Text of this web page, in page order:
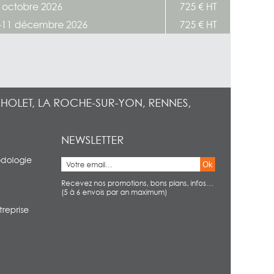
2026
725 € HT
décembre 2026 725 € HT
LA ROCHE-SUR-YON, RENNES,
NEWSLETTER
Ok
Recevez nos promotions, bons plans, infos…
(5 à 6 envois par an maximum)